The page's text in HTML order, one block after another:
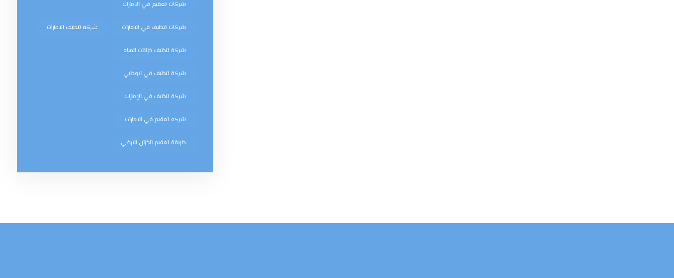
شركات تعقيم في الامارات
شركات تنظيف في الامارات شركة تنظيف الامارات
شركة تنظيف خزانات المياه
شركة تنظيف في ابوظبي
شركة تنظيف في الإمارات
شركه تعقيم في الامارات
طريقة تعقيم الخزان الارضي